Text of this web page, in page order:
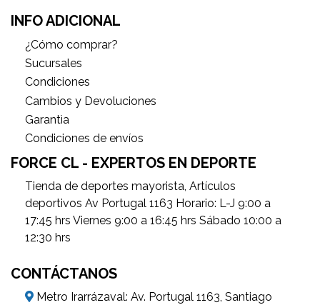
INFO ADICIONAL
¿Cómo comprar?
Sucursales
Condiciones
Cambios y Devoluciones
Garantìa
Condiciones de envíos
FORCE CL - EXPERTOS EN DEPORTE
Tienda de deportes mayorista, Artículos
deportivos Av Portugal 1163 Horario: L-J 9:00 a
17:45 hrs Viernes 9:00 a 16:45 hrs Sábado 10:00 a
12:30 hrs
CONTÁCTANOS
Metro Irarrázaval: Av. Portugal 1163, Santiago